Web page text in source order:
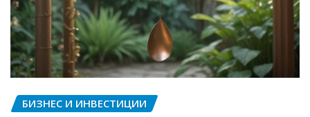
БИЗНЕС И ИНВЕСТИЦИИ